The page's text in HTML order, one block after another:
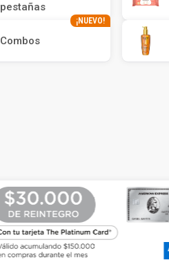
pestañas
Combos
¡NUEVO!